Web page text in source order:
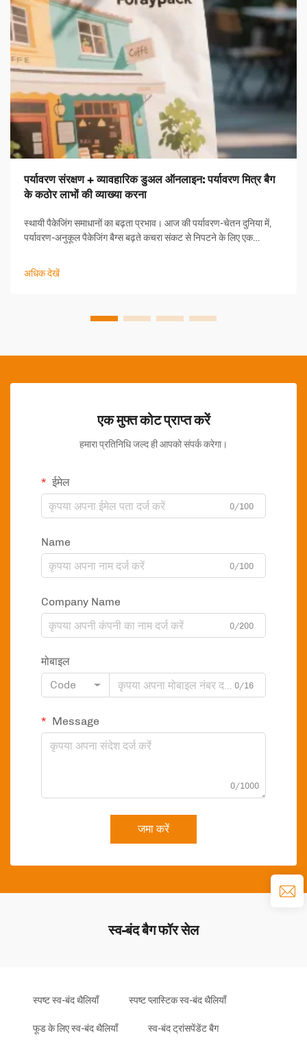
पर्यावरण संरक्षण + व्यावहारिक डुअल ऑनलाइन: पर्यावरण मित्र बैग
के कठोर लाभों की व्याख्या करना
स्थायी पैकेजिंग समाधानों का बढ़ता प्रभाव। आज की पर्यावरण-चेतन दुनिया में,
पर्यावरण-अनुकूल पैकेजिंग बैग्स बढ़ते कचरा संकट से निपटने के लिए एक
अधिक देखें
एक मुफ्त कोट प्राप्त करें
हमारा प्रतिनिधि जल्द ही आपको संपर्क करेगा।
ईमेल
0/100
Name
0/100
Company Name
0/200
मोबाइल
Code
0/16
Message
0/1000
जमा करें
स्व-बंद बैग फॉर सेल
स्पष्ट स्व-बंद थैलियाँ स्पष्ट प्लास्टिक स्व-बंद थैलियाँ
फूड के लिए स्व-बंद थैलियाँ स्व-बंद ट्रांसपेंडेंट बैग